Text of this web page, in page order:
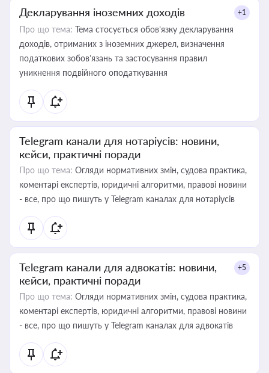
Декларування іноземних доходів +1
Про що тема: Тема стосується обов’язку декларування
доходів, отриманих з іноземних джерел, визначення
податкових зобов’язань та застосування правил
уникнення подвійного оподаткування
Telegram канали для нотаріусів: новини,
кейси, практичні поради
Про що тема: Огляди нормативних змін, судова практика,
коментарі експертів, юридичні алгоритми, правові новини
- все, про що пишуть у Telegram каналах для нотаріусів
Telegram канали для адвокатів: новини,
кейси, практичні поради
+5
Про що тема: Огляди нормативних змін, судова практика,
коментарі експертів, юридичні алгоритми, правові новини
- все, про що пишуть у Telegram каналах для адвокатів